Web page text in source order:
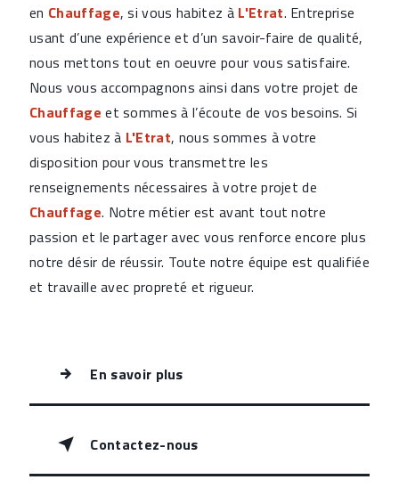
en Chauffage, si vous habitez à L'Etrat. Entreprise
usant d’une expérience et d’un savoir-faire de qualité,
nous mettons tout en oeuvre pour vous satisfaire.
Nous vous accompagnons ainsi dans votre projet de
Chauffage et sommes à l’écoute de vos besoins. Si
vous habitez à L'Etrat, nous sommes à votre
disposition pour vous transmettre les
renseignements nécessaires à votre projet de
Chauffage. Notre métier est avant tout notre
passion et le partager avec vous renforce encore plus
notre désir de réussir. Toute notre équipe est qualifiée
et travaille avec propreté et rigueur.
En savoir plus
Contactez-nous